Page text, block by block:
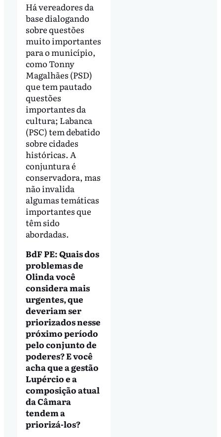
Há vereadores da
base dialogando
sobre questões
muito importantes
para o município,
como Tonny
Magalhães (PSD)
que tem pautado
questões
importantes da
cultura; Labanca
(PSC) tem debatido
sobre cidades
históricas. A
conjuntura é
conservadora, mas
não invalida
algumas temáticas
importantes que
têm sido
abordadas.
BdF PE: Quais dos
problemas de
Olinda você
considera mais
urgentes, que
deveriam ser
priorizados nesse
próximo período
pelo conjunto de
poderes? E você
acha que a gestão
Lupércio e a
composição atual
da Câmara
tendem a
priorizá-los?